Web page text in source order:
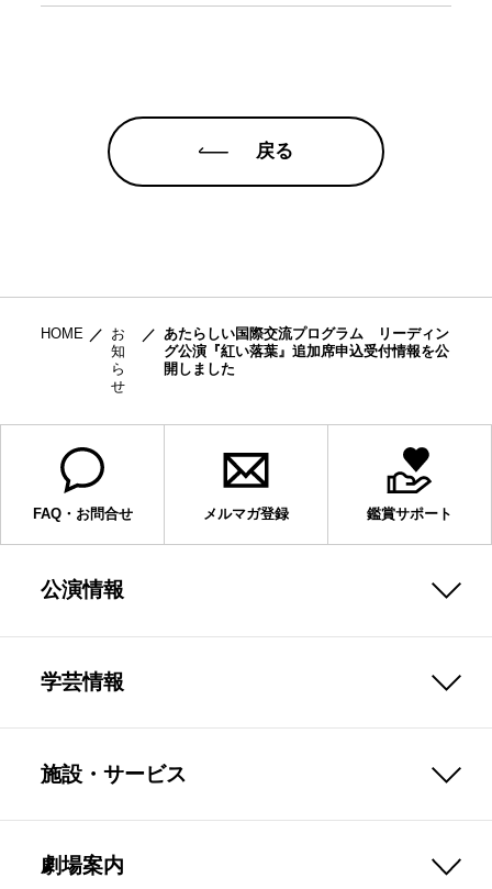
戻る
HOME
お
知
ら
せ
あたらしい国際交流プログラム リーディン
グ公演『紅い落葉』追加席申込受付情報を公
開しました
FAQ・お問合せ メルマガ登録 鑑賞サポート
公演情報
学芸情報
施設・サービス
劇場案内